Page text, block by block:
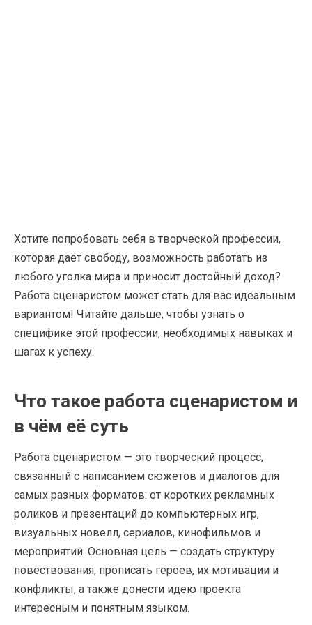
Хотите попробовать себя в творческой профессии,
которая даёт свободу, возможность работать из
любого уголка мира и приносит достойный доход?
Работа сценаристом может стать для вас идеальным
вариантом! Читайте дальше, чтобы узнать о
специфике этой профессии, необходимых навыках и
шагах к успеху.
Что такое работа сценаристом и
в чём её суть
Работа сценаристом — это творческий процесс,
связанный с написанием сюжетов и диалогов для
самых разных форматов: от коротких рекламных
роликов и презентаций до компьютерных игр,
визуальных новелл, сериалов, кинофильмов и
мероприятий. Основная цель — создать структуру
повествования, прописать героев, их мотивации и
конфликты, а также донести идею проекта
интересным и понятным языком.